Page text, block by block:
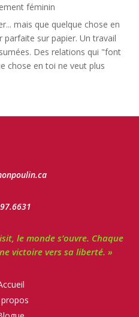
féminin
mais que quelque chose en
sur papier. Un travail
Des relations qui "font
chose en toi ne veut plus
le monde s’ouvre. Chaque
victoire vers sa liberté. »